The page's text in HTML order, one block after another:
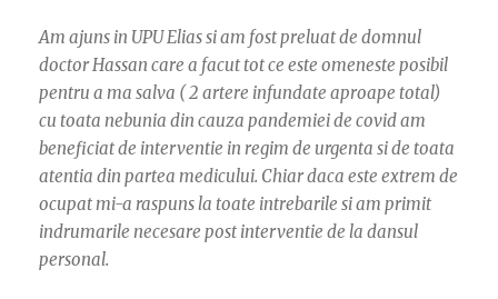
Am ajuns in UPU Elias si am fost preluat de domnul
doctor Hassan care a facut tot ce este omeneste posibil
pentru a ma salva ( 2 artere infundate aproape total)
cu toata nebunia din cauza pandemiei de covid am
beneficiat de interventie in regim de urgenta si de toata
atentia din partea medicului. Chiar daca este extrem de
ocupat mi-a raspuns la toate intrebarile si am primit
indrumarile necesare post interventie de la dansul
personal.